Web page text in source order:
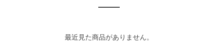
最近見た商品がありません。